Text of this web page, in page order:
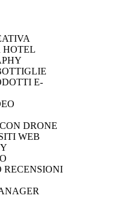
HOTEL
E-
DRONE
WEB